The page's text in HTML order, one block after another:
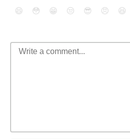
😄 😳 😁 😒 😎 😠 😆